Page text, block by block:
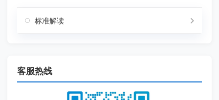
标准解读
客服热线